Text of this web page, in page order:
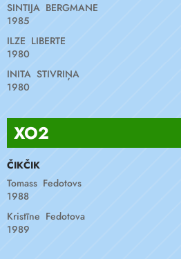
SINTIJA BERGMANE
1985
ILZE LIBERTE
1980
INITA STIVRIŅA
1980
XO2
ČIKČIK
Tomass Fedotovs
1988
Kristīne Fedotova
1989